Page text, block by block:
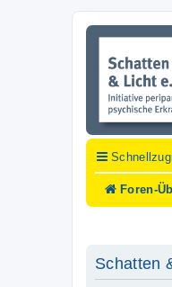
Foren-
Schatten